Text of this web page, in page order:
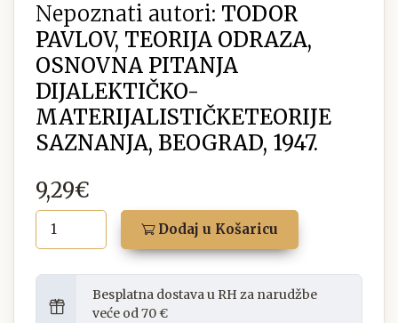
Nepoznati autori: TODOR
PAVLOV, TEORIJA ODRAZA,
OSNOVNA PITANJA
DIJALEKTIČKO-
MATERIJALISTIČKETEORIJE
SAZNANJA, BEOGRAD, 1947.
9,29€
Dodaj u Košaricu
Besplatna dostava u RH za narudžbe
veće od 70 €